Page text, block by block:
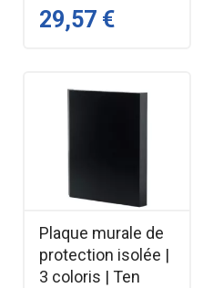
29,57 €
Plaque murale de
protection isolée |
3 coloris | Ten